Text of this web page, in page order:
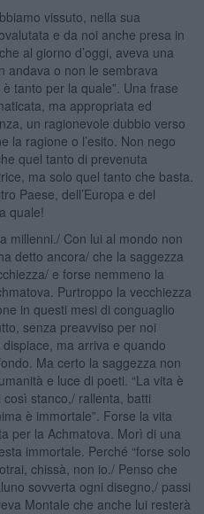
vissuto, nella sua
e da noi anche presa in
al giorno d’oggi, aveva una
andava o non le sembrava
tanto per la quale”. Una frase
ma appropriata ed
un ragionevole dubbio verso
la ragione o l’esito. Non nego
quel tanto di prevenuta
ma solo quel tanto che basta.
Paese, dell’Europa e del
quale!
millenni./ Con lui al mondo non
detto ancora/ che la saggezza
e forse nemmeno la
Purtroppo la vecchiezza
in questi mesi di conguaglio
senza preavviso per noi
ma arriva e quando
Ma certo la saggezza non
e luce di poeti. “La vita è
stanco,/ rallenta, batti
è immortale”. Forse la vita
per la Achmatova. Morì di una
immortale. Perché “forse solo
chissà, non io./ Penso che
sovverta ogni disegno,/ passi
Montale che anche lui resterà